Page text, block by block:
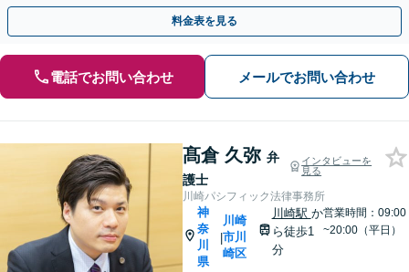
能
料金表を見る
電話でお問い合わせ メールでお問い合わせ
髙倉 久弥 弁
護士
インタビューを
見る
川崎パシフィック法律事務所
神
奈
川
県
|
川崎
市川
崎区
川崎駅 か
ら徒歩1
分
営業時間：09:00
~20:00（平日）